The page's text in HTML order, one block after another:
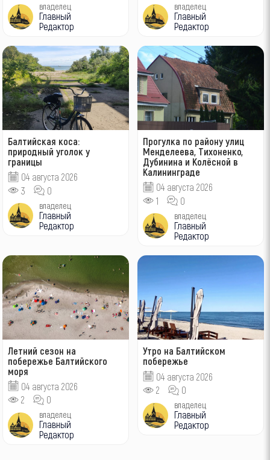
владелец
Главный
Редактор
владелец
Главный
Редактор
Балтийская коса:
природный уголок у
границы
04 августа 2026
3
0
владелец
Главный
Редактор
Прогулка по району улиц
Менделеева, Тихоненко,
Дубинина и Колёсной в
Калининграде
04 августа 2026
1
0
владелец
Главный
Редактор
Летний сезон на
побережье Балтийского
моря
04 августа 2026
2
0
владелец
Главный
Редактор
Утро на Балтийском
побережье
04 августа 2026
2
0
владелец
Главный
Редактор